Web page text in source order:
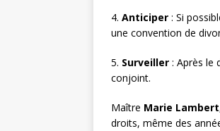
4. Anticiper : Si
une convention de
5. Surveiller : Après le
conjoint.
Maître Marie Lambert
droits, même des